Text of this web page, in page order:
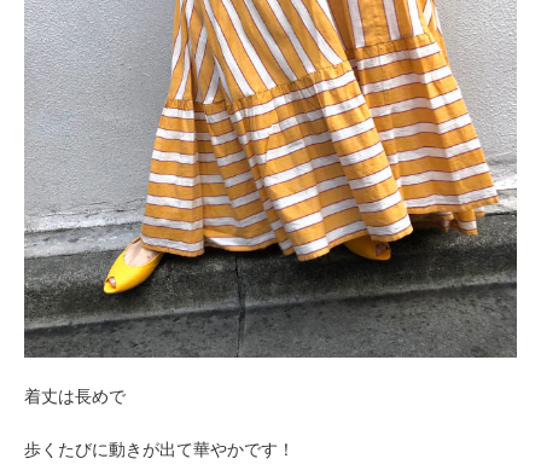
着丈は長めで
歩くたびに動きが出て華やかです！